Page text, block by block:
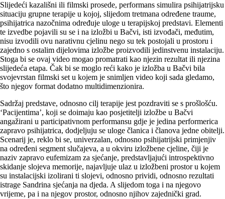
Slijedeći kazališni ili filmski prosede, performans simulira psihijatrijsku
situaciju grupne terapije u kojoj, slijedom tretmana određene traume,
psihijatrica nazočnima određuje uloge u terapijskoj predstavi. Elementi
te izvedbe pojavili su se i na izložbi u Bačvi, isti izvođači, međutim,
nisu izvodili ovu narativnu cjelinu nego su tek postojali u prostoru i
zajedno s ostalim dijelovima izložbe proizvodili jedinstvenu instalaciju.
Stoga bi se ovaj video mogao promatrati kao njezin rezultat ili njezina
slijedeća etapa. Čak bi se moglo reći kako je izložba u Bačvi bila
svojevrstan filmski set u kojem je snimljen video koji sada gledamo,
što njegov format dodatno multidimenzionira.
Sadržaj predstave, odnosno cilj terapije jest pozdraviti se s prošlošću.
‘Pacijentima’, koji se doimaju kao posjetitelji izložbe u Bačvi
angažirani u participativnom performansu gdje je jedina performerica
zapravo psihijatrica, dodjeljuju se uloge članica i članova jedne obitelji.
Scenarij je, reklo bi se, univerzalan, odnosno psihijatrijski primjenjiv
na određeni segment slučajeva, a u okviru izložbene cjeline, čiji je
naziv zapravo eufemizam za sjećanje, predstavljajući introspektivno
skidanje slojeva memorije, najavljuje ulaz u izložbeni prostor u kojem
su instalacijski izolirani ti slojevi, odnosno prividi, odnosno rezultati
istrage Sandrina sjećanja na djeda. A slijedom toga i na njegovo
vrijeme, pa i na njegov prostor, odnosno njihov zajednički grad.